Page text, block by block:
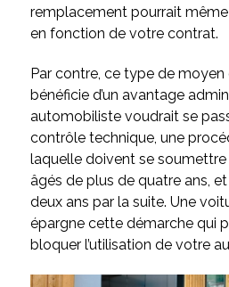
remplacement pourrait
en fonction de votre contrat.
Par contre, ce type de
bénéficie d’un avantage
automobiliste voudrait se
contrôle technique, une
laquelle doivent se
âgés de plus de quatre ans,
deux ans par la suite. Une
épargne cette démarche qui
bloquer l’utilisation de votre